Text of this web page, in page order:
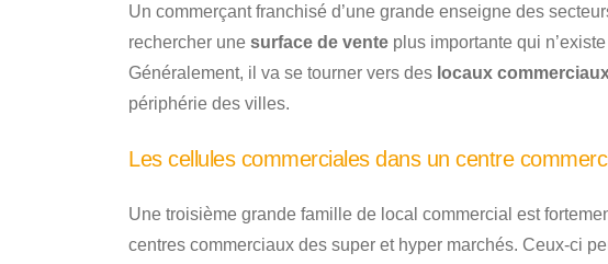
Un commerçant franchisé d’une grande enseigne des
rechercher une surface de vente plus importante qui
Généralement, il va se tourner vers des locaux
périphérie des villes.
Les cellules commerciales dans un centre
Une troisième grande famille de local commercial est
centres commerciaux des super et hyper marchés. Ceux-ci